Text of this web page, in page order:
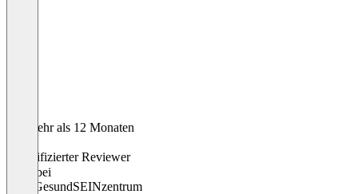
Vor mehr als 12 Monaten
Verifizierter Reviewer
bei
ASS GesundSEINzentrum